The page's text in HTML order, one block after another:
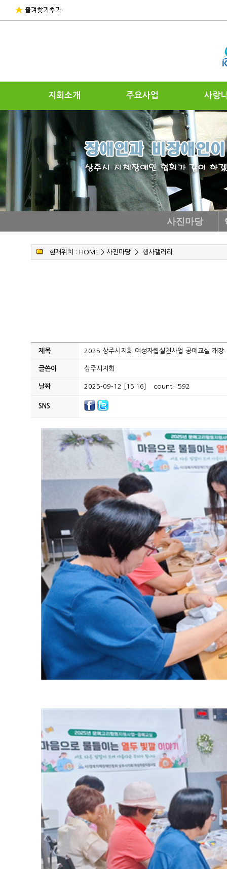
지회소개 주요사업 사랑
사진마당
현재위치 : HOME > 사진마당> 행사갤러리
제목 2025 상주시지회 여성자립실천사업 공예교실 개강
글쓴이 상주시지회
날짜 2025-09-12 [15:16] count : 592
SNS